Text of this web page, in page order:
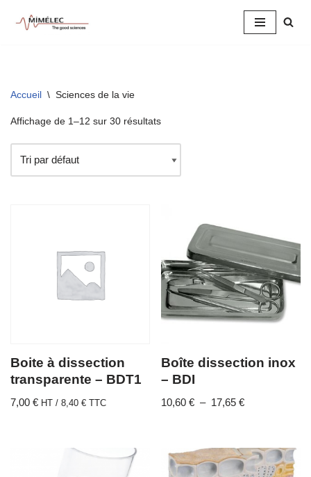
Accueil \ Sciences de la vie
Affichage de 1–12 sur 30 résultats
Boite à dissection
transparente – BDT1
7,00 € HT / 8,40 € TTC
Boîte dissection inox
– BDI
10,60€ – 17,65€